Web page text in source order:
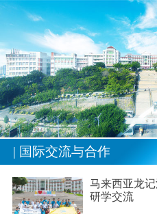
| 国际交流与合作
马来西亚龙
研学交流